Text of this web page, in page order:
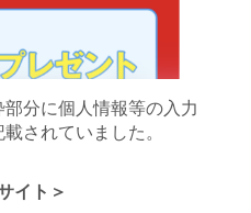
分に個人情報等の入力
されていました。
イト＞